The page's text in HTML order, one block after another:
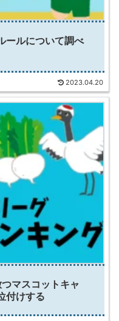
ールについて調べ
2023.04.20
マスコットキャ
付けする